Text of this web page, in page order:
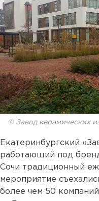
© Завод керамических
Екатеринбургский
работающий под
Сочи традиционный
мероприятие
более чем 50